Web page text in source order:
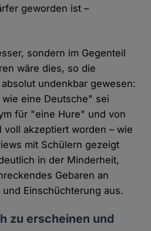
geworden ist –
sondern im Gegenteil
wäre dies, so die
undenkbar gewesen:
eine Deutsche" sei
für "eine Hure" und von
voll akzeptiert worden – wie
mit Schülern gezeigt
in der Minderheit,
Gebaren an
Einschüchterung aus.
zu erscheinen und